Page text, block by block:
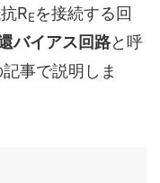
REを接続する回
バイアス回路と呼
事で説明しま